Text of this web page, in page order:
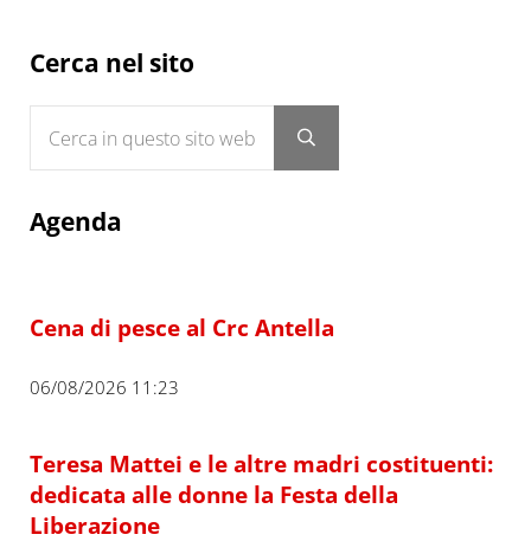
Sidebar
Cerca nel sito
Submit search
Agenda
Cena di pesce al Crc Antella
06/08/2026 11:23
Teresa Mattei e le altre madri costituenti:
dedicata alle donne la Festa della
Liberazione